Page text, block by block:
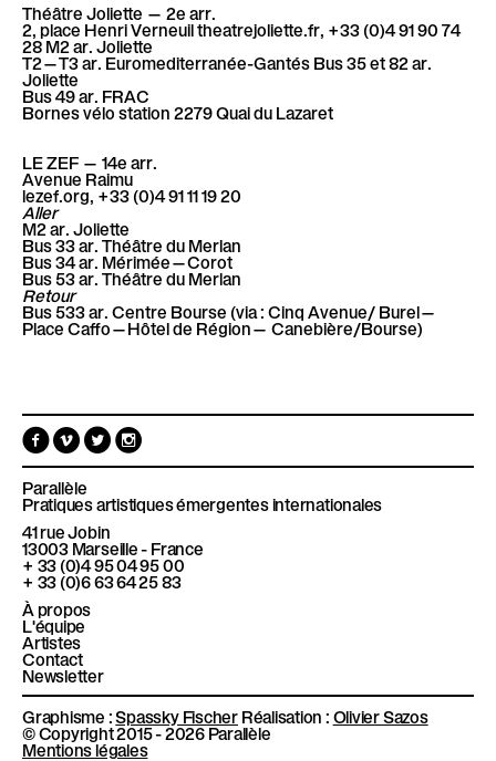
Théâtre Joliette — 2e arr.
2, place Henri Verneuil theatrejoliette.fr, +33 (0)4 91 90 74
28 M2 ar. Joliette
T2—T3 ar. Euromediterranée-Gantés Bus 35 et 82 ar.
Joliette
Bus 49 ar. FRAC
Bornes vélo station 2279 Quai du Lazaret
LE ZEF — 14e arr.
Avenue Raimu
lezef.org, +33 (0)4 91 11 19 20
Aller
M2 ar. Joliette
Bus 33 ar. Théâtre du Merlan
Bus 34 ar. Mérimée—Corot
Bus 53 ar. Théâtre du Merlan
Retour
Bus 533 ar. Centre Bourse (via : Cinq Avenue/ Burel—
Place Caffo—Hôtel de Région— Canebière/Bourse)
F
a
c
e
b
o
o
k
V
i
m
e
o
T
w
i
t
e
s
a
g
a
m
Parallèle
Pratiques artistiques émergentes internationales
41 rue Jobin
13003 Marseille - France
+ 33 (0)4 95 04 95 00
+ 33 (0)6 63 64 25 83
À propos
L'équipe
Artistes
Contact
Newsletter
Graphisme :Spassky FischerRéalisation : Olivier Sazos
© Copyright 2015 - 2026 Parallèle
Mentions légales